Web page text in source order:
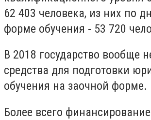
62 403 человека, из них по
форме обучения - 53 720
В 2018 государство вообще
средства для подготовки
обучения на заочной форме.
Более всего